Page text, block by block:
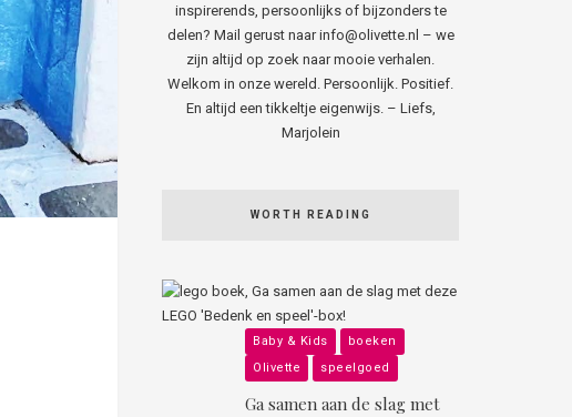
inspirerends, persoonlijks of bijzonders te
delen? Mail gerust naar info@olivette.nl – we
zijn altijd op zoek naar mooie verhalen.
Welkom in onze wereld. Persoonlijk. Positief.
En altijd een tikkeltje eigenwijs. – Liefs,
Marjolein
WORTH READING
Baby & Kids
boeken
Olivette
speelgoed
Ga samen aan de slag met